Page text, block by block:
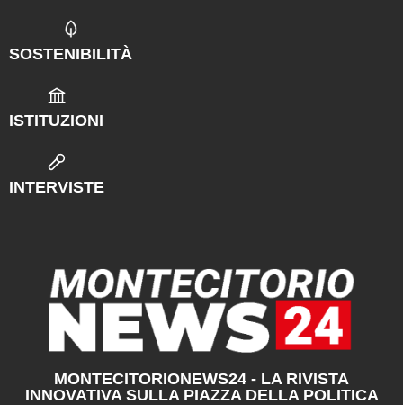
SOSTENIBILITÀ
ISTITUZIONI
INTERVISTE
MONTECITORIONEWS24 - LA RIVISTA
INNOVATIVA SULLA PIAZZA DELLA POLITICA